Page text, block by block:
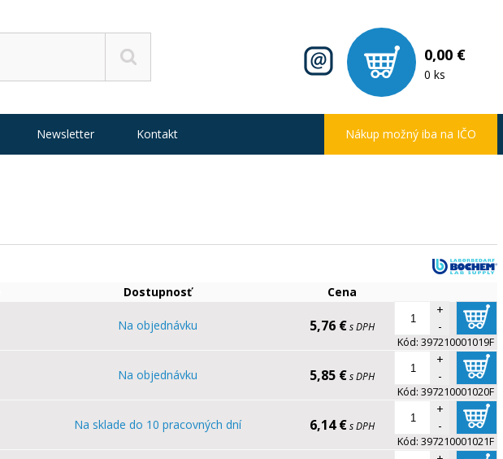
0,00 €
0 ks
Dostupnosť Cena
Na objednávku 5,76 €s DPH
+
-
Kód: 397210001019F
Na objednávku 5,85 €s DPH
+
-
Kód: 397210001020F
Na sklade do 10 pracovných dní 6,14 €s DPH
+
-
Kód: 397210001021F
Newsletter Kontakt Nákup možný iba na IČO